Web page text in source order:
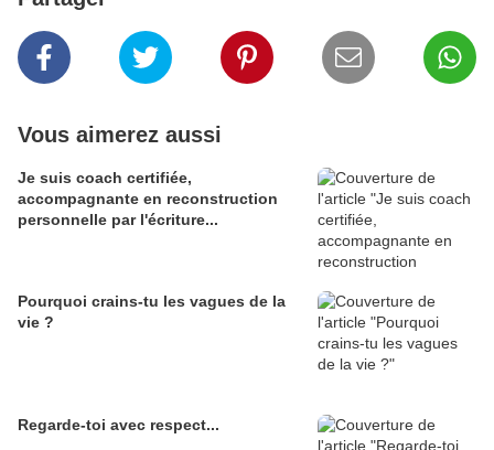
Vous aimerez aussi
Je suis coach certifiée,
accompagnante en reconstruction
personnelle par l'écriture...
Pourquoi crains-tu les vagues de la
vie ?
Regarde-toi avec respect...